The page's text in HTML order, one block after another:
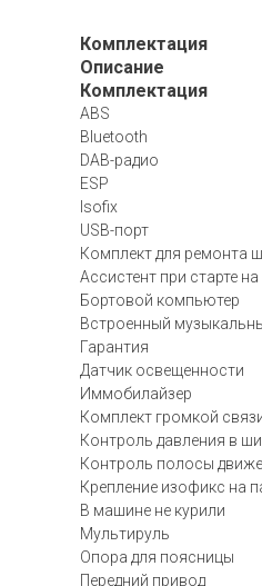
Комплектация
Описание
Комплектация
ABS
Bluetooth
DAB-радио
ESP
Isofix
USB-порт
Комплект для ремонта
Ассистент при старте
Бортовой компьютер
Встроенный
Гарантия
Датчик освещенности
Иммобилайзер
Комплект громкой
Контроль давления в
Контроль полосы
Крепление изофикс на
В машине не курили
Мультируль
Опора для поясницы
Передний привод